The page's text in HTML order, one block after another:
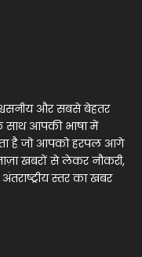
और सबसे बेहतर
साथ आपकी भाषा में
है जो आपको हरपल आगे
खबरों से लेकर नौकरी,
स्तर का खबर